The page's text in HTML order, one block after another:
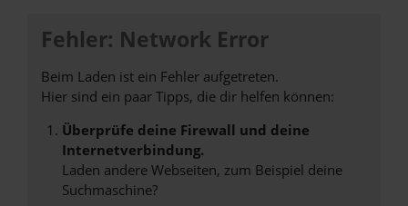
Fehler: Network Error
Beim Laden ist ein Fehler aufgetreten.
Hier sind ein paar Tipps, die dir helfen können:
Überprüfe deine Firewall und deine
Internetverbindung.
Laden andere Webseiten, zum Beispiel deine
Suchmaschine?